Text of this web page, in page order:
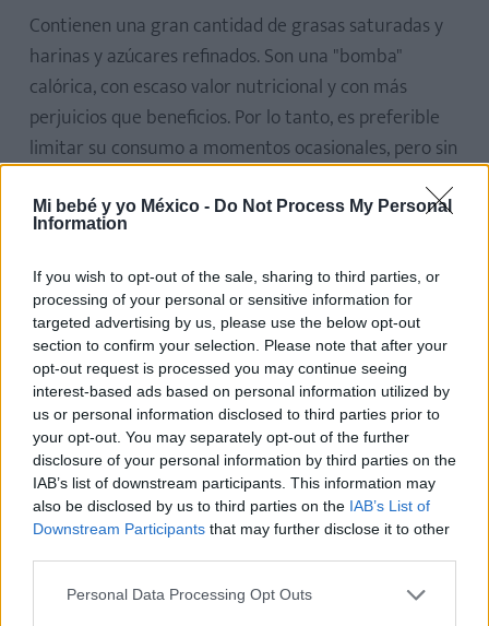
Mi bebé y yo México - Do Not Process My Personal
Information
If you wish to opt-out of the sale, sharing to third parties, or
processing of your personal or sensitive information for
targeted advertising by us, please use the below opt-out
section to confirm your selection. Please note that after your
opt-out request is processed you may continue seeing
interest-based ads based on personal information utilized by
us or personal information disclosed to third parties prior to
your opt-out. You may separately opt-out of the further
disclosure of your personal information by third parties on the
IAB’s list of downstream participants. This information may
also be disclosed by us to third parties on the IAB’s List of
Downstream Participants that may further disclose it to other
Personal Data Processing Opt Outs
Contienen una gran cantidad de grasas saturadas y
harinas y azúcares refinados. Son una "bomba"
calórica, con escaso valor nutricional y con más
perjuicios que beneficios. Por lo tanto, es preferible
limitar su consumo a momentos ocasionales, pero sin
Otra sugerencia muy importante es aumentar la
agua hace quelas caquitas del bebéestén más
blandas y sean más fáciles de eliminar.
(Te interesa:Agua mineral: los tipos que hay)
Asimismo,practicar ejercicio físico es muy
beneficioso contra el estreñimiento.Si el niño no
tiene la posibilidad de estar mucho tiempo al aire
libre donde puede correr y moverse, debe practicar
regularmente un deporte. La costumbre de sentarse
cuanto se acaba de comer dificulta la digestión y es